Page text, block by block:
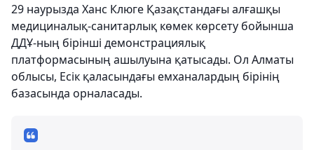
29 наурызда Ханс Клюге Қазақстандағы алғашқы
медициналық-санитарлық көмек көрсету бойынша
ДДҰ-ның бірінші демонстрациялық
платформасының ашылуына қатысады. Ол Алматы
облысы, Есік қаласындағы емханалардың бірінің
базасында орналасады.